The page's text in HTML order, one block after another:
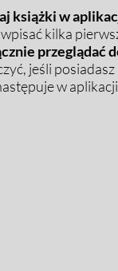
książki w
kilka
przeglądać
jeśli
w